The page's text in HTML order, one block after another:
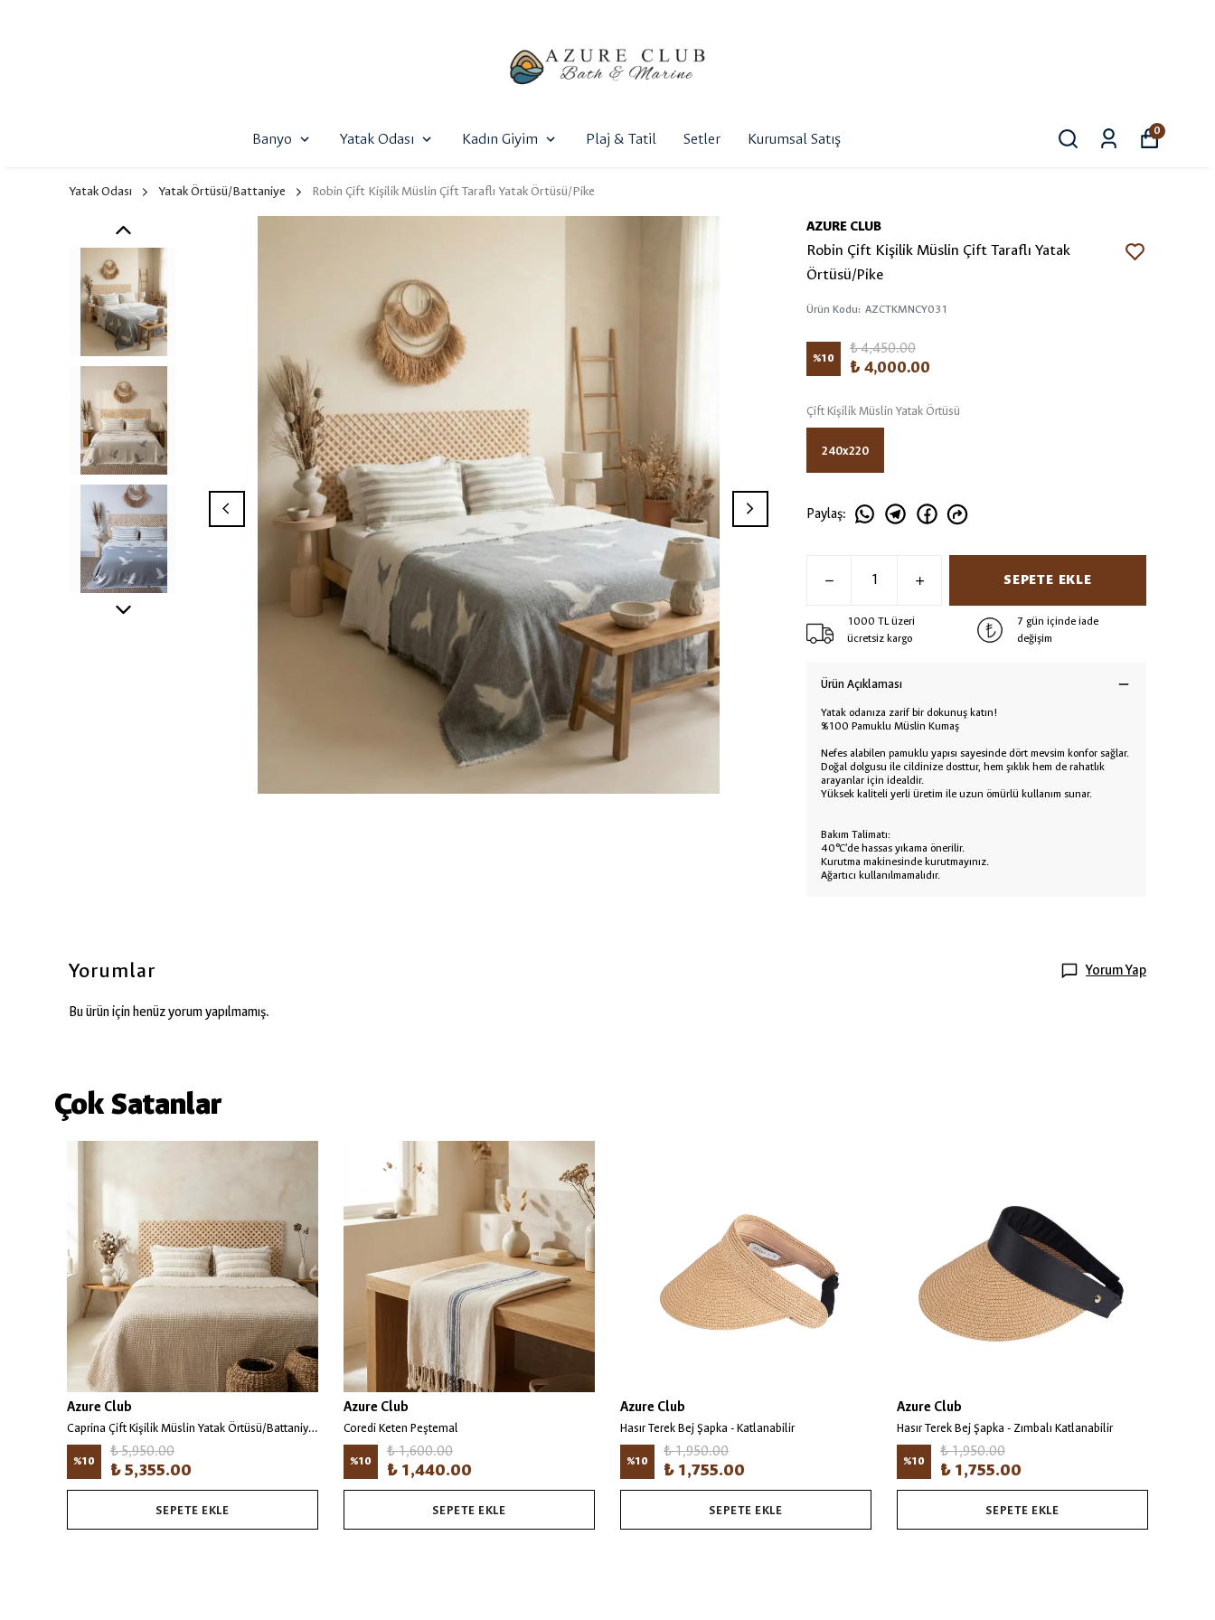
Banyo Yatak Odası Kadın Giyim Plaj & Tatil Setler Kurumsal Satış 0
Yatak Odası Yatak Örtüsü/Battaniye Robin Çift Kişilik Müslin Çift Taraflı Yatak Örtüsü/Pike
AZURE CLUB
Robin Çift Kişilik Müslin Çift Taraflı Yatak
Örtüsü/Pike
Ürün Kodu: AZCTKMNCY031
%10
₺ 4,450.00
₺ 4,000.00
Çift Kişilik Müslin Yatak Örtüsü
240x220
Paylaş:
SEPETE EKLE
1000 TL üzeri
ücretsiz kargo
7 gün içinde iade
değişim
Ürün Açıklaması
Yatak odanıza zarif bir dokunuş katın!
%100 Pamuklu Müslin Kumaş
Nefes alabilen pamuklu yapısı sayesinde dört mevsim konfor sağlar.
Doğal dolgusu ile cildinize dosttur, hem şıklık hem de rahatlık
arayanlar için idealdir.
Yüksek kaliteli yerli üretim ile uzun ömürlü kullanım sunar.
Bakım Talimatı:
40°C’de hassas yıkama önerilir.
Kurutma makinesinde kurutmayınız.
Ağartıcı kullanılmamalıdır.
Yorumlar Yorum Yap
Bu ürün için henüz yorum yapılmamış.
Çok Satanlar
Azure Club
Caprina Çift Kişilik Müslin Yatak Örtüsü/Battaniye Bej
%10
₺ 5,950.00
₺ 5,355.00
SEPETE EKLE
Azure Club
Coredi Keten Peştemal
%10
₺ 1,600.00
₺ 1,440.00
SEPETE EKLE
Azure Club
Hasır Terek Bej Şapka - Katlanabilir
%10
₺ 1,950.00
₺ 1,755.00
SEPETE EKLE
Azure Club
Hasır Terek Bej Şapka - Zımbalı Katlanabilir
%10
₺ 1,950.00
₺ 1,755.00
SEPETE EKLE